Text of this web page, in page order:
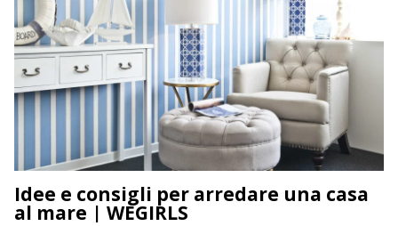
Idee e consigli per arredare una casa
al mare | WEGIRLS